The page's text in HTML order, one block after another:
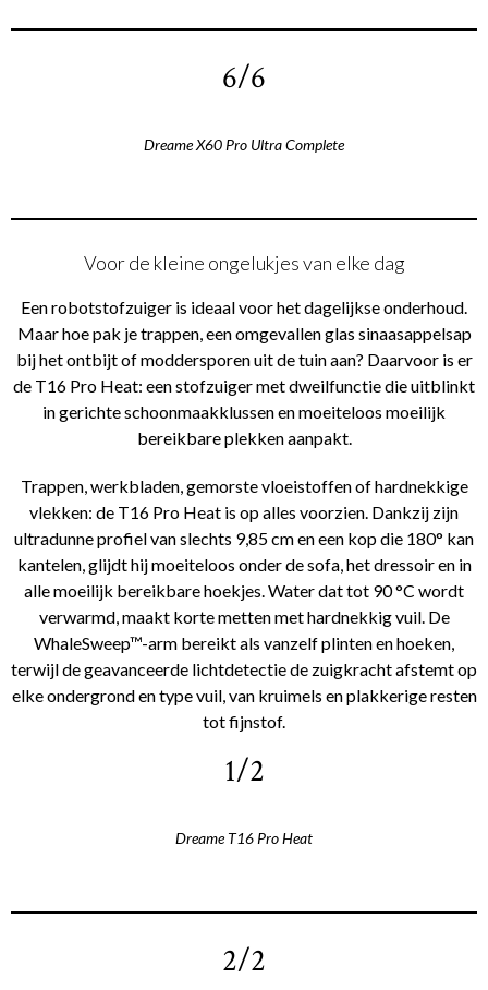
6/6
Dreame X60 Pro Ultra Complete
Voor de kleine ongelukjes van elke dag
Een robotstofzuiger is ideaal voor het dagelijkse onderhoud.
Maar hoe pak je trappen, een omgevallen glas sinaasappelsap
bij het ontbijt of moddersporen uit de tuin aan? Daarvoor is er
de T16 Pro Heat: een stofzuiger met dweilfunctie die uitblinkt
in gerichte schoonmaakklussen en moeiteloos moeilijk
bereikbare plekken aanpakt.
Trappen, werkbladen, gemorste vloeistoffen of hardnekkige
vlekken: de T16 Pro Heat is op alles voorzien. Dankzij zijn
ultradunne profiel van slechts 9,85 cm en een kop die 180° kan
kantelen, glijdt hij moeiteloos onder de sofa, het dressoir en in
alle moeilijk bereikbare hoekjes. Water dat tot 90 °C wordt
verwarmd, maakt korte metten met hardnekkig vuil. De
WhaleSweep™-arm bereikt als vanzelf plinten en hoeken,
terwijl de geavanceerde lichtdetectie de zuigkracht afstemt op
elke ondergrond en type vuil, van kruimels en plakkerige resten
tot fijnstof.
1/2
Dreame T16 Pro Heat
2/2